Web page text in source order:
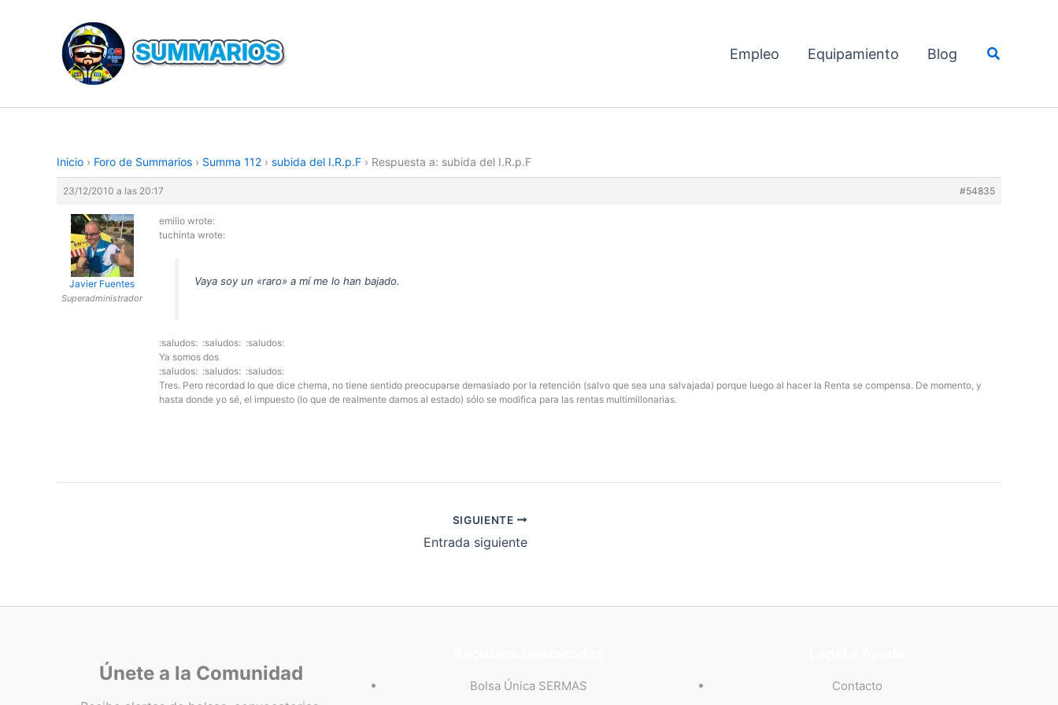
contenido
Empleo Equipamiento Blog Buscar
Inicio › Foro de Summarios › Summa 112 › subida del I.R.p.F › Respuesta a: subida del I.R.p.F
23/12/2010 a las 20:17 #54835
Javier Fuentes
Superadministrador
emilio wrote:
tuchinta wrote:
Vaya soy un «raro» a mí me lo han bajado.
:saludos: :saludos: :saludos:
Ya somos dos
:saludos: :saludos: :saludos:
Tres. Pero recordad lo que dice chema, no tiene sentido preocuparse demasiado por la retención (salvo que sea una salvajada) porque luego al hacer la Renta se compensa. De momento, y
hasta donde yo sé, el impuesto (lo que de realmente damos al estado) sólo se modifica para las rentas multimillonarias.
SIGUIENTE
Entrada siguiente
Únete a la Comunidad
Bolsa Única SERMAS
Contacto